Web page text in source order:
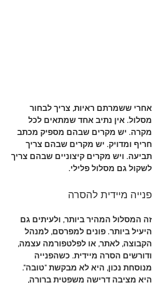
אחרי ששמרתם ראיות, צריך לבחור
מסלול. אין נתיב אחד שמתאים לכל
מקרה. יש מקרים שבהם מספיק מכתב
חריף ומדויק. יש מקרים שבהם צריך
תביעה. ויש מקרים קיצוניים שבהם צריך
לשקול גם מסלול פלילי.
פנייה מיידית להסרה
זה המסלול המהיר ביותר, ולעיתים גם
היעיל ביותר. פונים למפרסם, למנהל
הקבוצה, לאתר, או לפלטפורמה עצמה,
ודורשים הסרה מיידית. כשהפנייה
מנוסחת נכון, היא לא מבקשת "טובה".
היא מציבה דרישה משפטית ברורה,